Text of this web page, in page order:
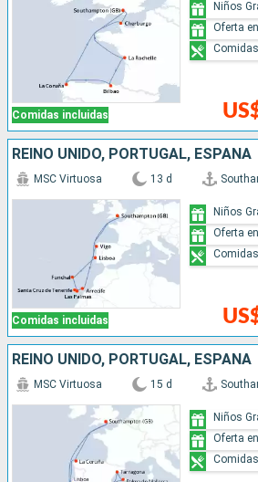
Comidas incluidas
Niños
Oferta
REINO UNIDO, PORTUGAL, ESPAÑA
Comidas incluidas
MSC Virtuosa 13 d
Niños
Oferta
REINO UNIDO, PORTUGAL, ESPAÑA
MSC Virtuosa 15 d
Niños
Oferta